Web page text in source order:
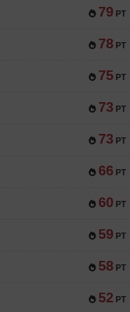
79 PT
78 PT
75 PT
73 PT
73 PT
66 PT
60 PT
59 PT
58 PT
52 PT